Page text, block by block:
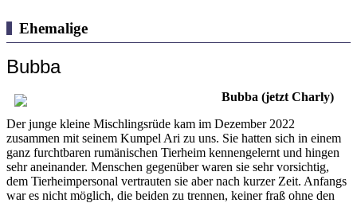
Ehemalige
Bubba
Bubba (jetzt Charly)
Der junge kleine Mischlingsrüde kam im Dezember 2022
zusammen mit seinem Kumpel Ari zu uns. Sie hatten sich in einem
ganz furchtbaren rumänischen Tierheim kennengelernt und hingen
sehr aneinander. Menschen gegenüber waren sie sehr vorsichtig,
dem Tierheimpersonal vertrauten sie aber nach kurzer Zeit. Anfangs
war es nicht möglich, die beiden zu trennen, keiner fraß ohne den